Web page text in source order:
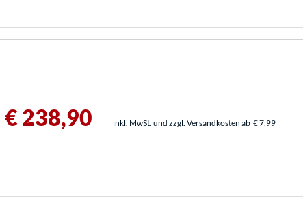
€ 238,90 inkl. MwSt. und zzgl. Versandkosten ab € 7,99